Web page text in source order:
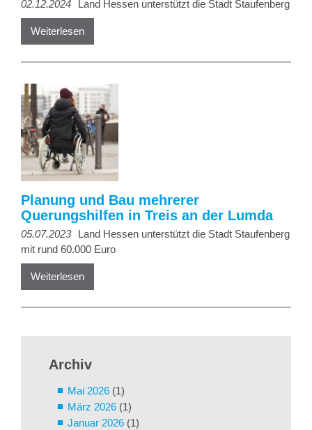
02.12.2024 Land Hessen unterstützt die Stadt Staufenberg
Weiterlesen
Planung und Bau mehrerer
Querungshilfen in Treis an der Lumda
05.07.2023
Land Hessen unterstützt die Stadt Staufenberg
mit rund 60.000 Euro
Weiterlesen
Archiv
Mai 2026 (1)
März 2026 (1)
Januar 2026 (1)